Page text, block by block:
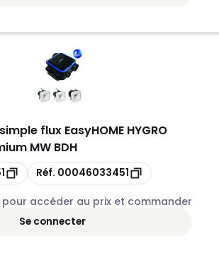
flux EasyHOME HYGRO
MW BDH
Copie
Réf. 00046033451
accéder au prix et commander
Se connecter